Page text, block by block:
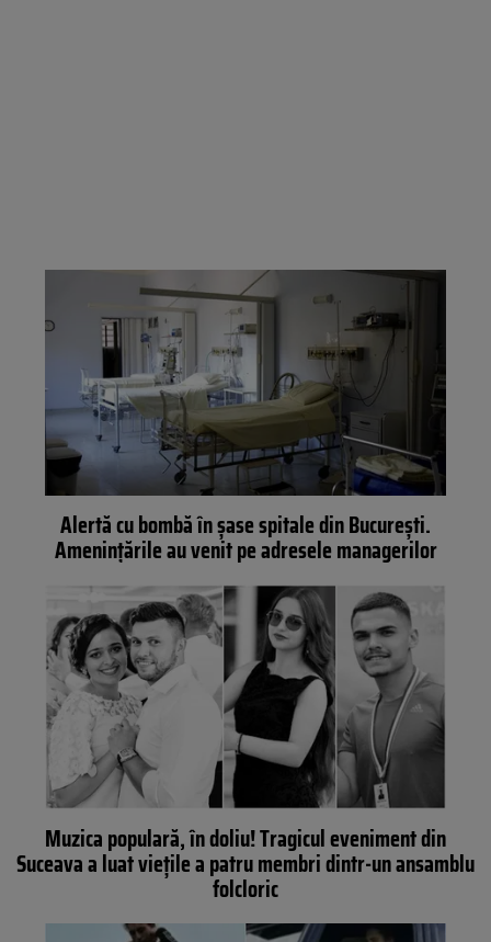
Alertă cu bombă în șase spitale din București.
Amenințările au venit pe adresele managerilor
Muzica populară, în doliu! Tragicul eveniment din
Suceava a luat viețile a patru membri dintr-un ansamblu
folcloric